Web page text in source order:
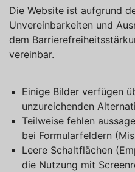
Die Website ist aufgrund
Unvereinbarkeiten und
dem
vereinbar.
Einige Bilder verfügen
unzureichenden
Teilweise fehlen
bei Formularfeldern
Leere Schaltflächen
die Nutzung mit